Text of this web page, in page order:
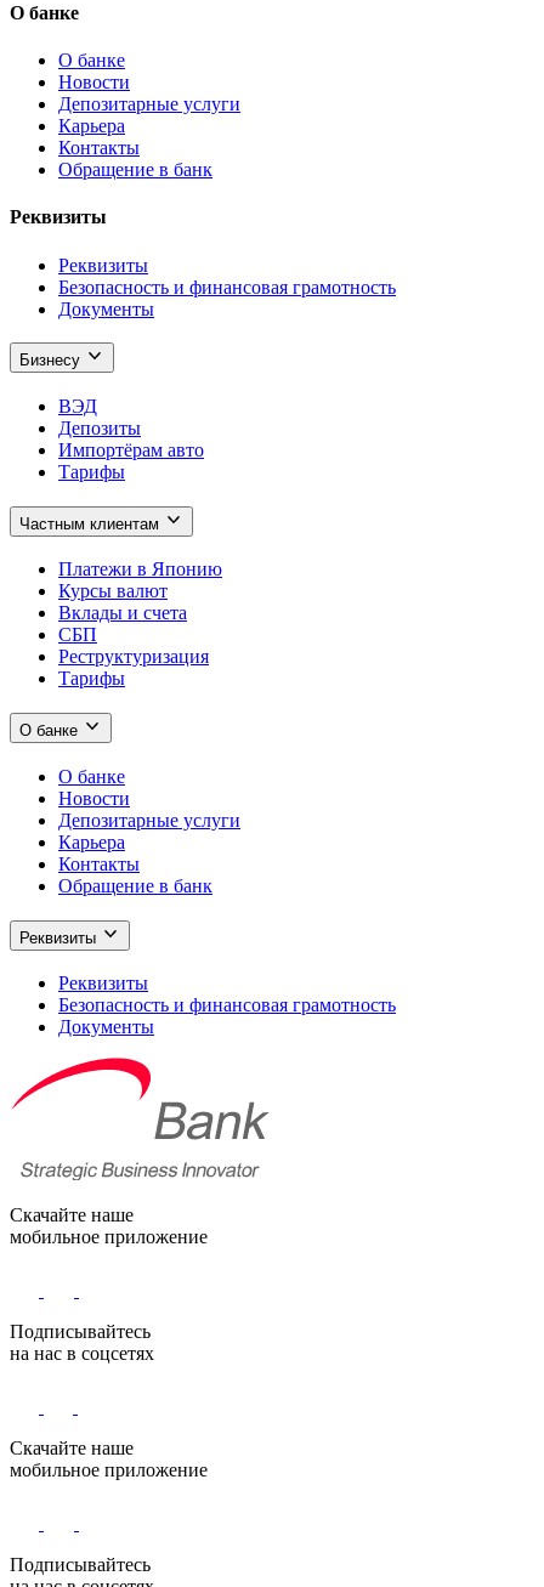
О банке
О банке
Новости
Депозитарные услуги
Карьера
Контакты
Обращение в банк
Реквизиты
Реквизиты
Безопасность и финансовая грамотность
Документы
Бизнесу
ВЭД
Депозиты
Импортёрам авто
Тарифы
Частным клиентам
Платежи в Японию
Курсы валют
Вклады и счета
СБП
Реструктуризация
Тарифы
О банке
О банке
Новости
Депозитарные услуги
Карьера
Контакты
Обращение в банк
Реквизиты
Реквизиты
Безопасность и финансовая грамотность
Документы
Скачайте наше
мобильное приложение
Подписывайтесь
на нас в соцсетях
Скачайте наше
мобильное приложение
Подписывайтесь